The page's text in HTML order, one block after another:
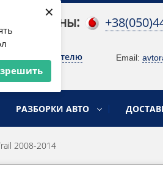
×
телефоны:
руководителю Email:
РАЗБОРКИ АВТО
2008-2014